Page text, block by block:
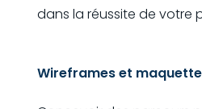
dans la réussite de votre
Wireframes et